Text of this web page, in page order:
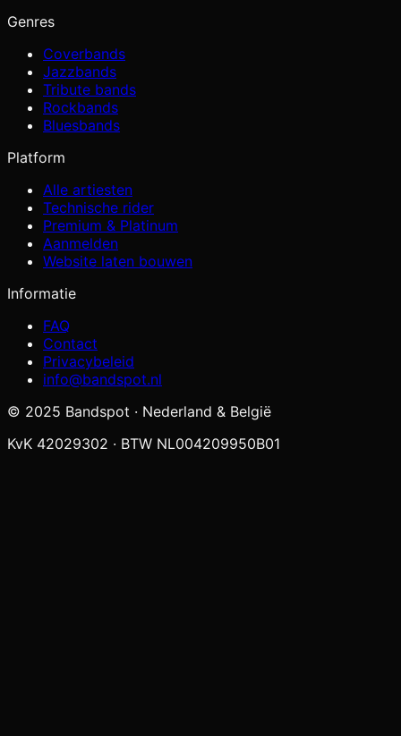
Genres
Coverbands
Jazzbands
Tribute bands
Rockbands
Bluesbands
Platform
Alle artiesten
Technische rider
Premium & Platinum
Aanmelden
Website laten bouwen
Informatie
FAQ
Contact
Privacybeleid
info@bandspot.nl
© 2025 Bandspot · Nederland & België
KvK 42029302 · BTW NL004209950B01